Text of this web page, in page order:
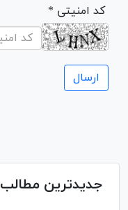
* کد امنیتی
جدیدترین مطالب